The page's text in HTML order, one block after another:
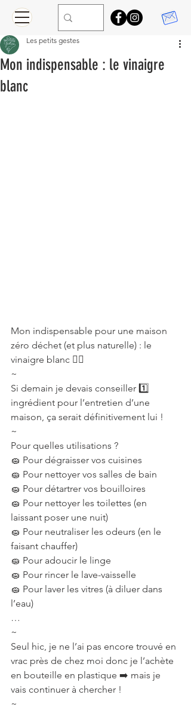
Mon indispensable : le vinaigre
blanc
Les petits gestes
Mon indispensable pour une maison
zéro déchet (et plus naturelle) : le
vinaigre blanc 👌🏻
~
Si demain je devais conseiller 1️⃣
ingrédient pour l’entretien d’une
maison, ça serait définitivement lui !
~
Pour quelles utilisations ?
🧽 Pour dégraisser vos cuisines
🧽 Pour nettoyer vos salles de bain
🧽 Pour détartrer vos bouilloires
🧽 Pour nettoyer les toilettes (en
laissant poser une nuit)
🧽 Pour neutraliser les odeurs (en le
faisant chauffer)
🧽 Pour adoucir le linge
🧽 Pour rincer le lave-vaisselle
🧽 Pour laver les vitres (à diluer dans
l’eau)
…
~
Seul hic, je ne l’ai pas encore trouvé en
vrac près de chez moi donc je l’achète
en bouteille en plastique ➡️ mais je
vais continuer à chercher !
~